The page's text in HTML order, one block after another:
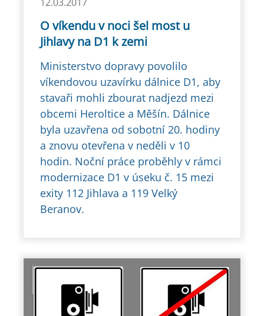
O víkendu v noci šel most u
Jihlavy na D1 k zemi
Ministerstvo dopravy povolilo
víkendovou uzavírku dálnice D1, aby
stavaři mohli zbourat nadjezd mezi
obcemi Heroltice a Měšín. Dálnice
byla uzavřena od sobotní 20. hodiny
a znovu otevřena v neděli v 10
hodin. Noční práce proběhly v rámci
modernizace D1 v úseku č. 15 mezi
exity 112 Jihlava a 119 Velký
Beranov.